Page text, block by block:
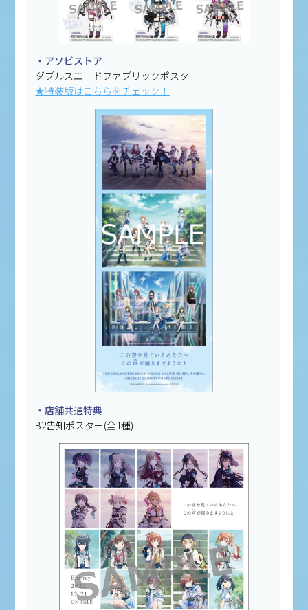
・アソビストア
ダブルスエードファブリックポスター
★特装版はこちらをチェック！
・店舗共通特典
B2告知ポスター(全1種)